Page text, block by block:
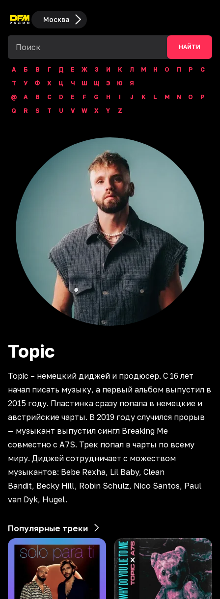
Москва
НАЙТИ
А Б В Г Д Е Ж З И К Л М Н О П Р
С
Т
У Ф Х Ц Ч Ш Щ Э Ю
Я
@
A B C D E F G H I J K L M N O
P
Q
R S T U V W X Y Z
Topic
Topic – немецкий диджей и продюсер. С 16 лет
начал писать музыку, а первый альбом выпустил в
2015 году. Пластинка сразу попала в немецкие и
австрийские чарты. В 2019 году случился прорыв
— музыкант выпустил сингл Breaking Me
совместно с A7S. Трек попал в чарты по всему
миру. Диджей сотрудничает с можеством
музыкантов: Bebe Rexha, Lil Baby, Clean
Bandit, Becky Hill, Robin Schulz, Nico Santos, Paul
van Dyk, Hugel.
Популярные треки